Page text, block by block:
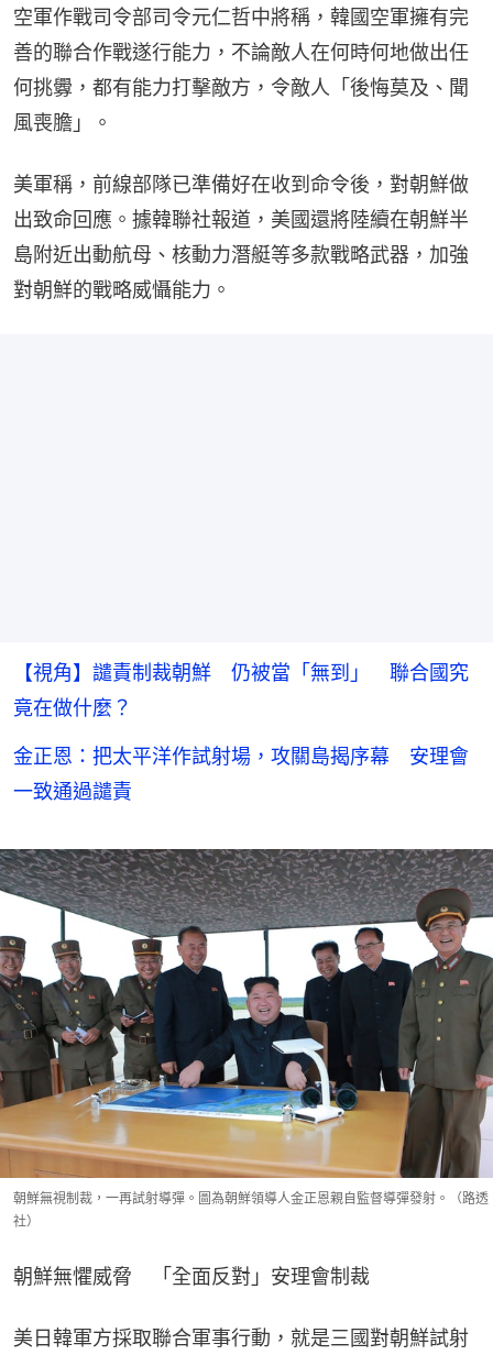
空軍作戰司令部司令元仁哲中將稱，韓國空軍擁有完
善的聯合作戰遂行能力，不論敵人在何時何地做出任
何挑釁，都有能力打擊敵方，令敵人「後悔莫及、聞
風喪膽」。
美軍稱，前線部隊已準備好在收到命令後，對朝鮮做
出致命回應。據韓聯社報道，美國還將陸續在朝鮮半
島附近出動航母、核動力潛艇等多款戰略武器，加強
對朝鮮的戰略威懾能力。
【視角】譴責制裁朝鮮 仍被當「無到」 聯合國究
竟在做什麼？
金正恩：把太平洋作試射場，攻關島揭序幕 安理會
一致通過譴責
朝鮮無視制裁，一再試射導彈。圖為朝鮮領導人金正恩親自監督導彈發射。（路透
社）
朝鮮無懼威脅　「全面反對」安理會制裁
美日韓軍方採取聯合軍事行動，就是三國對朝鮮試射